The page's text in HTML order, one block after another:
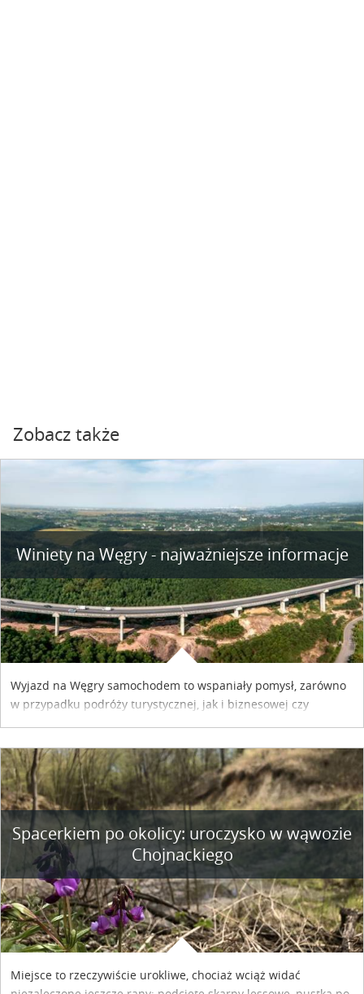
Zobacz także
Winiety na Węgry - najważniejsze informacje
Wyjazd na Węgry samochodem to wspaniały pomysł, zarówno
w przypadku podróży turystycznej, jak i biznesowej czy
współpracy reklamowej z Hungary Vignette.
Spacerkiem po okolicy: uroczysko w wąwozie
Chojnackiego
Miejsce to rzeczywiście urokliwe, chociaż wciąż widać